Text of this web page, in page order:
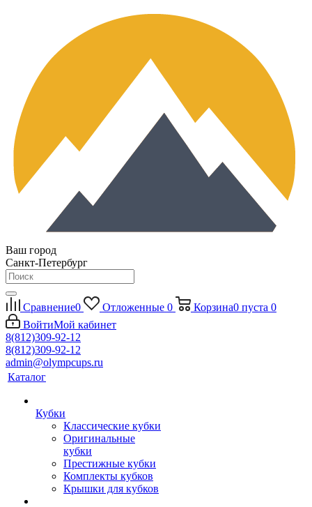
Ваш город
Санкт-Петербург
Сравнение0 Отложенные 0 Корзина0 пуста 0
ВойтиМой кабинет
8(812)309-92-12
8(812)309-92-12
admin@olympcups.ru
Каталог
Кубки
Классические кубки
Оригинальные
кубки
Престижные кубки
Комплекты кубков
Крышки для кубков